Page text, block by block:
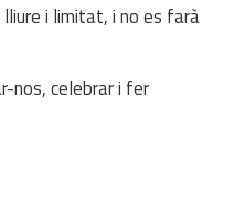
lliure i limitat, i no es farà
nos, celebrar i fer